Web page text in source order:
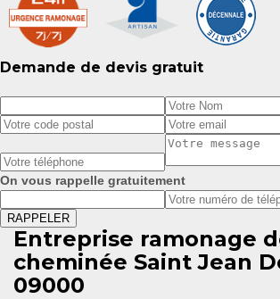
Demande de devis gratuit
On vous rappelle gratuitement
Entreprise ramonage
cheminée Saint Jean
09000